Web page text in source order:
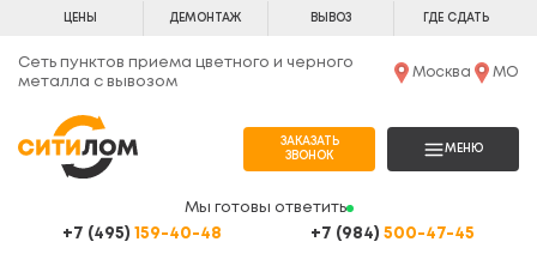
ЦЕНЫ ДЕМОНТАЖ ВЫВОЗ ГДЕ СДАТЬ
Сеть пунктов приема цветного и черного
металла с вывозом
Москва МО
Мы готовы ответить
+7 (495) 159-40-48 +7 (984) 500-47-45
ЗАКАЗАТЬ
ЗВОНОК
МЕНЮ